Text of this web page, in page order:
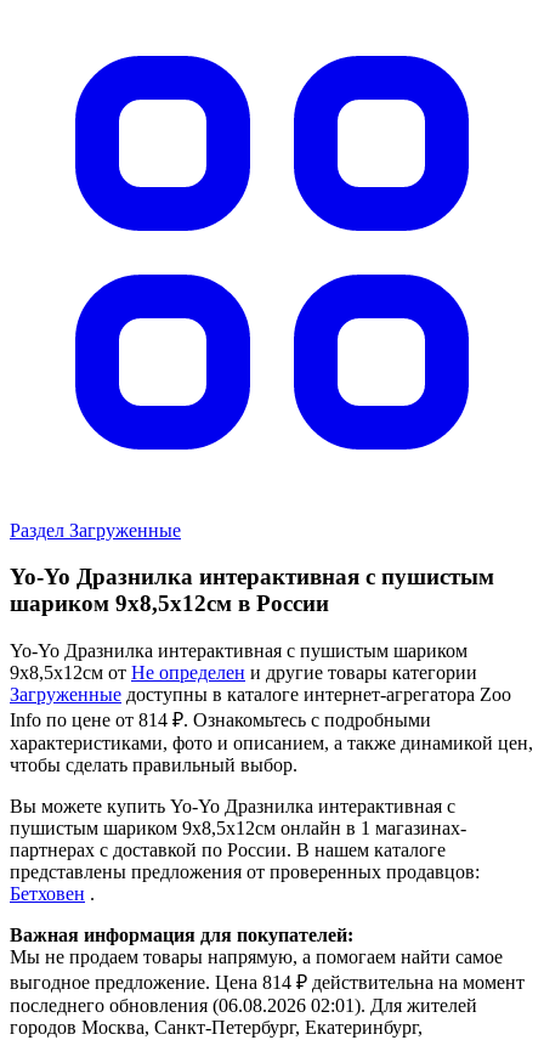
Раздел Загруженные
Yo-Yo Дразнилка интерактивная с пушистым
шариком 9х8,5х12см в России
Yo-Yo Дразнилка интерактивная с пушистым шариком
9х8,5х12см от Не определен и другие товары категории
Загруженные доступны в каталоге интернет-агрегатора Zoo
Info по цене от 814 ₽. Ознакомьтесь с подробными
характеристиками, фото и описанием, а также динамикой цен,
чтобы сделать правильный выбор.
Вы можете купить Yo-Yo Дразнилка интерактивная с
пушистым шариком 9х8,5х12см онлайн в 1 магазинах-
партнерах с доставкой по России. В нашем каталоге
представлены предложения от проверенных продавцов:
Бетховен .
Важная информация для покупателей:
Мы не продаем товары напрямую, а помогаем найти самое
выгодное предложение. Цена 814 ₽ действительна на момент
последнего обновления (06.08.2026 02:01). Для жителей
городов Москва, Санкт-Петербург, Екатеринбург,